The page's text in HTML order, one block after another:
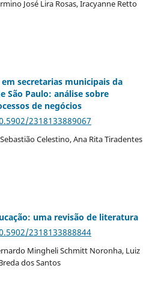
José Lira Rosas, Iracyanne Retto
secretarias municipais da
São Paulo: análise sobre
de negócios
2318133889067
Celestino, Ana Rita Tiradentes
uma revisão de literatura
2318133888844
Mingheli Schmitt Noronha, Luiz
dos Santos